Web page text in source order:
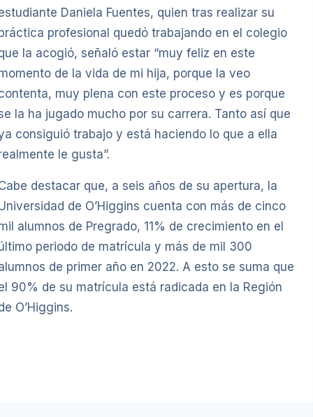
Daniela Fuentes, quien tras realizar su
profesional quedó trabajando en el colegio
la acogió, señaló estar “muy feliz en este
de la vida de mi hija, porque la veo
muy plena con este proceso y es porque
la ha jugado mucho por su carrera. Tanto así que
consiguió trabajo y está haciendo lo que a ella
le gusta”.
destacar que, a seis años de su apertura, la
de O’Higgins cuenta con más de cinco
alumnos de Pregrado, 11% de crecimiento en el
periodo de matrícula y más de mil 300
de primer año en 2022. A esto se suma que
90% de su matrícula está radicada en la Región
O’Higgins.